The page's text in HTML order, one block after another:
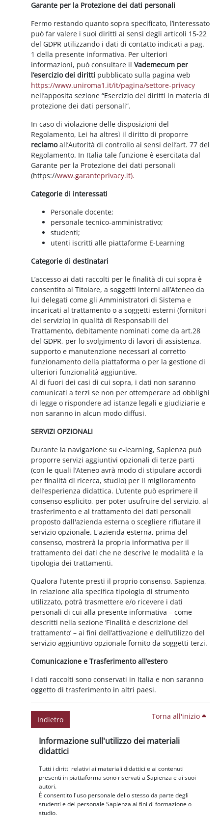
Garante per la Protezione dei dati personali
Fermo restando quanto sopra specificato, l’interessato
può far valere i suoi diritti ai sensi degli articoli 15-22
del GDPR utilizzando i dati di contatto indicati a pag.
1 della presente informativa. Per ulteriori
informazioni, può consultare ilVademecum per
l’esercizio dei diritti pubblicato sulla pagina web
https://www.uniroma1.it/it/pagina/settore-privacy
nell’apposita sezione “Esercizio dei diritti in materia di
protezione dei dati personali”.
In caso di violazione delle disposizioni del
Regolamento, Lei ha altresì il diritto di proporre
reclamoall’Autorità di controllo ai sensi dell’art. 77 del
Regolamento. In Italia tale funzione è esercitata dal
Garante per la Protezione dei dati personali
(https://www.garanteprivacy.it).
Categorie di interessati
Personale docente;
personale tecnico-amministrativo;
studenti;
utenti iscritti alle piattaforme E-Learning
Categorie di destinatari
L’accesso ai dati raccolti per le finalità di cui sopra è
consentito al Titolare, a soggetti interni all’Ateneo da
lui delegati come gli Amministratori di Sistema e
incaricati al trattamento o a soggetti esterni (fornitori
del servizio) in qualità di Responsabili del
Trattamento, debitamente nominati come da art.28
del GDPR, per lo svolgimento di lavori di assistenza,
supporto e manutenzione necessari al corretto
funzionamento della piattaforma o per la gestione di
ulteriori funzionalità aggiuntive.
Al di fuori dei casi di cui sopra, i dati non saranno
comunicati a terzi se non per ottemperare ad obblighi
di legge o rispondere ad istanze legali e giudiziarie e
non saranno in alcun modo diffusi.
SERVIZI OPZIONALI
Durante la navigazione su e-learning, Sapienza può
proporre servizi aggiuntivi opzionali di terze parti
(con le quali l’Ateneo avrà modo di stipulare accordi
per finalità di ricerca, studio) per il miglioramento
dell’esperienza didattica. L’utente può esprimere il
consenso esplicito, per poter usufruire del servizio, al
trasferimento e al trattamento dei dati personali
proposto dall'azienda esterna o scegliere rifiutare il
servizio opzionale. L'azienda esterna, prima del
consenso, mostrerà la propria informativa per il
trattamento dei dati che ne descrive le modalità e la
tipologia dei trattamenti.
Qualora l’utente presti il proprio consenso, Sapienza,
in relazione alla specifica tipologia di strumento
utilizzato, potrà trasmettere e/o ricevere i dati
personali di cui alla presente informativa – come
descritti nella sezione ‘Finalità e descrizione del
trattamento’ – ai fini dell’attivazione e dell’utilizzo del
servizio aggiuntivo opzionale fornito da soggetti terzi.
Comunicazione e Trasferimento all’estero
I dati raccolti sono conservati in Italia e non saranno
oggetto di trasferimento in altri paesi.
Indietro Torna all'inizio
Blocchi
Informazione sull'utilizzo dei materiali
didattici
Tutti i diritti relativi ai materiali didattici e ai contenuti
presenti in piattaforma sono riservati a Sapienza e ai suoi
autori.
È consentito l'uso personale dello stesso da parte degli
studenti e del personale Sapienza ai fini di formazione o
studio.